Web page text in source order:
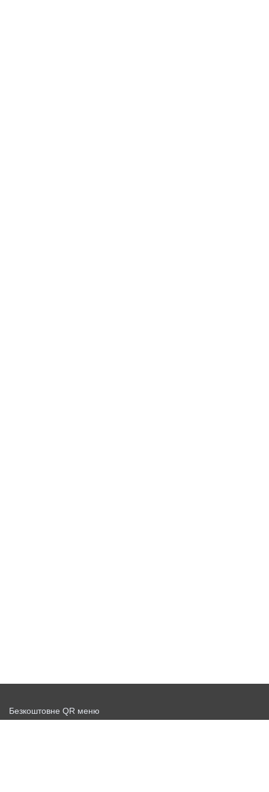
Безкоштовне QR меню